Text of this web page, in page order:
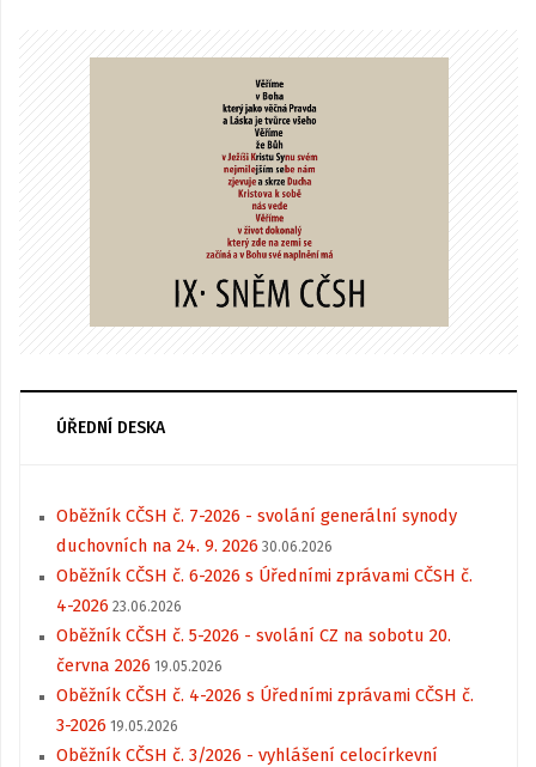
ÚŘEDNÍ DESKA
Oběžník CČSH č. 7-2026 - svolání generální synody
duchovních na 24. 9. 2026 30.06.2026
Oběžník CČSH č. 6-2026 s Úředními zprávami CČSH č.
4-2026 23.06.2026
Oběžník CČSH č. 5-2026 - svolání CZ na sobotu 20.
června 2026 19.05.2026
Oběžník CČSH č. 4-2026 s Úředními zprávami CČSH č.
3-2026 19.05.2026
Oběžník CČSH č. 3/2026 - vyhlášení celocírkevní